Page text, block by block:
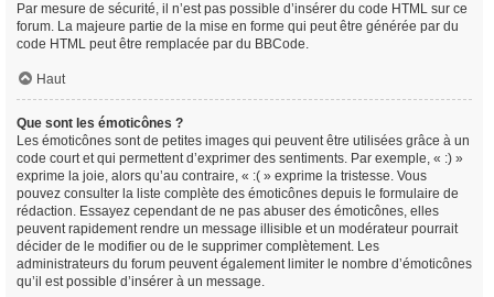
Par mesure de sécurité, il n’est pas possible d’insérer du code HTML sur ce
forum. La majeure partie de la mise en forme qui peut être générée par du
code HTML peut être remplacée par du BBCode.
Haut
Que sont les émoticônes ?
Les émoticônes sont de petites images qui peuvent être utilisées grâce à un
code court et qui permettent d’exprimer des sentiments. Par exemple, « :) »
exprime la joie, alors qu’au contraire, « :( » exprime la tristesse. Vous
pouvez consulter la liste complète des émoticônes depuis le formulaire de
rédaction. Essayez cependant de ne pas abuser des émoticônes, elles
peuvent rapidement rendre un message illisible et un modérateur pourrait
décider de le modifier ou de le supprimer complètement. Les
administrateurs du forum peuvent également limiter le nombre d’émoticônes
qu’il est possible d’insérer à un message.